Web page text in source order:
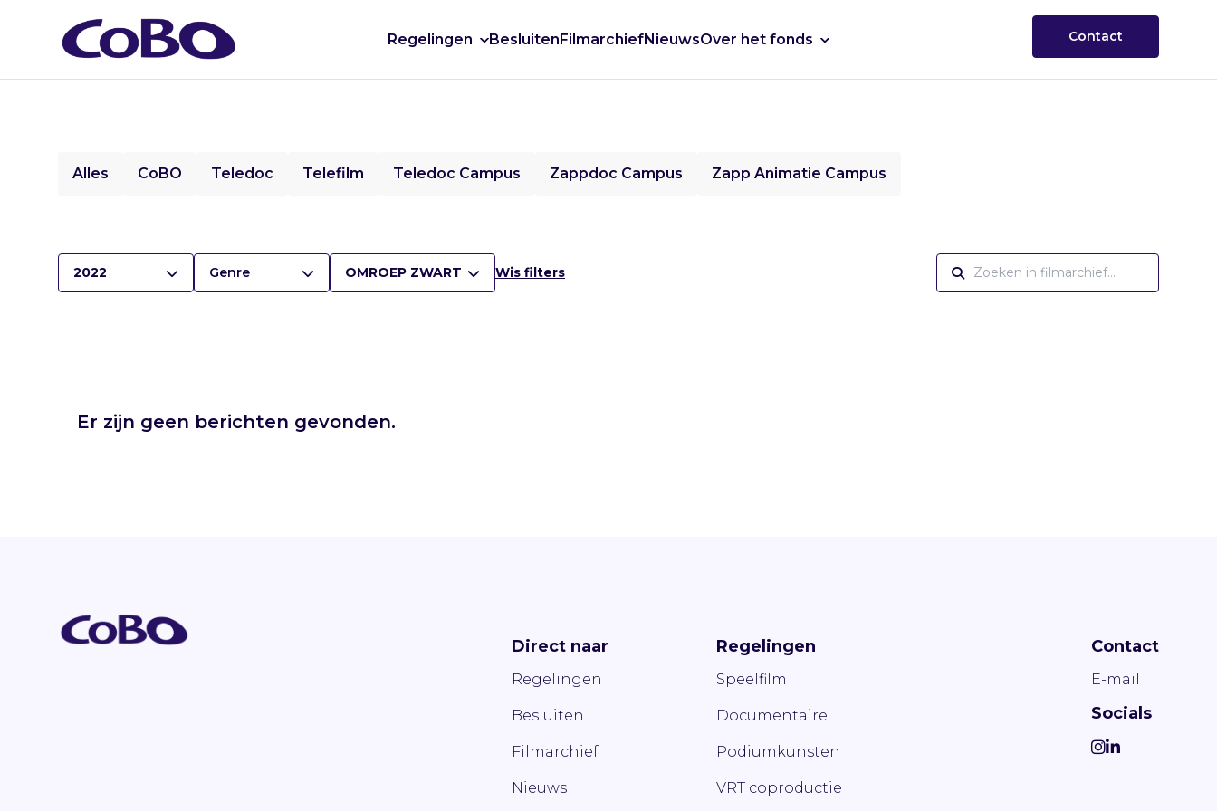
Regelingen BesluitenFilmarchiefNieuwsOver het fonds Contact
Alles CoBO Teledoc Telefilm Teledoc Campus Zappdoc Campus Zapp Animatie Campus
2022 Genre OMROEP ZWART Wis filters
Er zijn geen berichten gevonden.
Direct naar
Regelingen
Besluiten
Filmarchief
Nieuws
Regelingen
Speelfilm
Documentaire
Podiumkunsten
VRT coproductie
Contact
E-mail
Socials